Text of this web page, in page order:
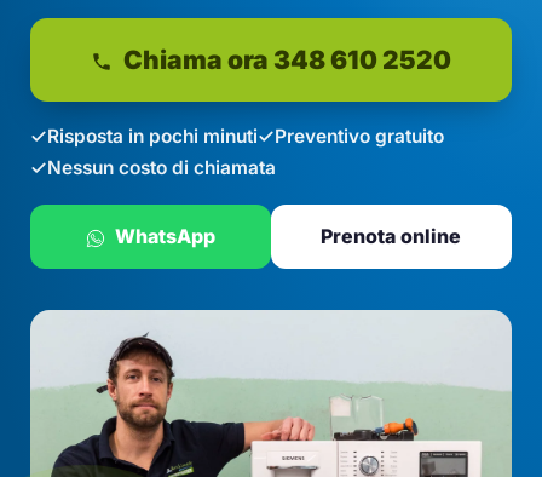
Chiama ora 348 610 2520
Risposta in pochi minuti
Preventivo gratuito
Nessun costo di chiamata
WhatsApp Prenota online